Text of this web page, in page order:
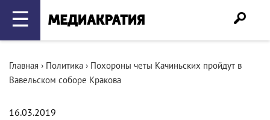
☰
Главная › Политика › Похороны четы Качиньских пройдут в
Вавельском соборе Кракова
16.03.2019